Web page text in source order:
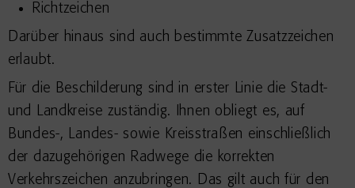
Richtzeichen
Darüber hinaus sind auch bestimmte Zusatzzeichen
erlaubt.
Für die Beschilderung sind in erster Linie die Stadt-
und Landkreise zuständig. Ihnen obliegt es, auf
Bundes-, Landes- sowie Kreisstraßen einschließlich
der dazugehörigen Radwege die korrekten
Verkehrszeichen anzubringen. Das gilt auch für den